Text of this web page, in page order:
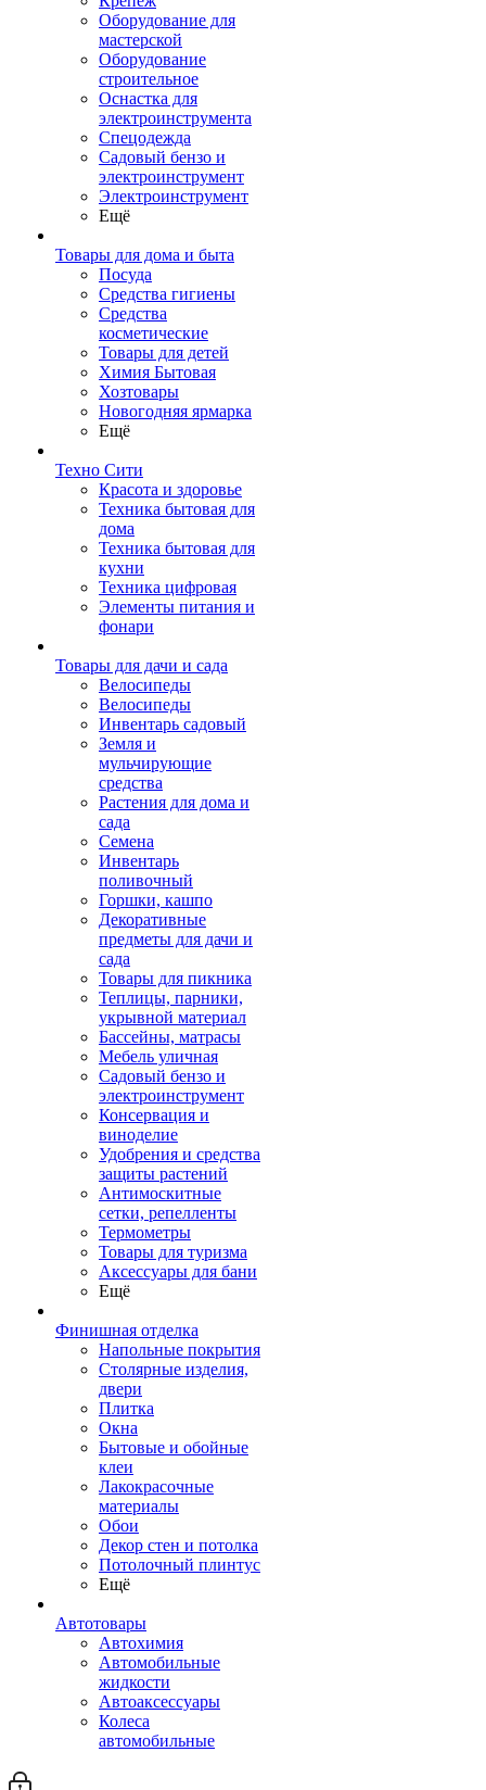
Оборудование для
мастерской
Оборудование
строительное
Оснастка для
электроинструмента
Спецодежда
Садовый бензо и
электроинструмент
Электроинструмент
Ещё
Товары для дома и быта
Посуда
Средства гигиены
Средства
косметические
Товары для детей
Химия Бытовая
Хозтовары
Новогодняя ярмарка
Ещё
Техно Сити
Красота и здоровье
Техника бытовая для
дома
Техника бытовая для
кухни
Техника цифровая
Элементы питания и
фонари
Товары для дачи и сада
Велосипеды
Велосипеды
Инвентарь садовый
Земля и
мульчирующие
средства
Растения для дома и
сада
Семена
Инвентарь
поливочный
Горшки, кашпо
Декоративные
предметы для дачи и
сада
Товары для пикника
Теплицы, парники,
укрывной материал
Бассейны, матрасы
Мебель уличная
Садовый бензо и
электроинструмент
Консервация и
виноделие
Удобрения и средства
защиты растений
Антимоскитные
сетки, репелленты
Термометры
Товары для туризма
Аксессуары для бани
Ещё
Финишная отделка
Напольные покрытия
Столярные изделия,
двери
Плитка
Окна
Бытовые и обойные
клеи
Лакокрасочные
материалы
Обои
Декор стен и потолка
Потолочный плинтус
Ещё
Автотовары
Автохимия
Автомобильные
жидкости
Автоаксессуары
Колеса
автомобильные